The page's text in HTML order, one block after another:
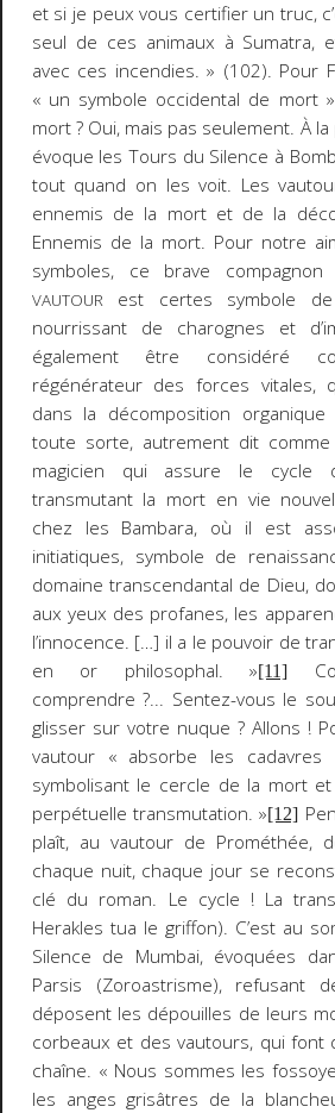
et si je peux vous certifier un truc,
seul de ces animaux à Sumatra,
avec ces incendies. » (102). Pour
« un symbole occidental de mort »
mort ? Oui, mais pas seulement. À
évoque les Tours du Silence à
tout quand on les voit. Les
ennemis de la mort et de la
Ennemis de la mort. Pour notre
symboles, ce brave compagnon
VAUTOURest certes symbole
nourrissant de charognes et
également être considéré
régénérateur des forces vitales,
dans la décomposition
toute sorte, autrement dit
magicien qui assure le cycle
transmutant la mort en vie
chez les Bambara, où il est
initiatiques, symbole de
domaine transcendantal de Dieu,
aux yeux des profanes, les
l’innocence. […] il a le pouvoir de
en or philosophal. »[11]
comprendre ?... Sentez-vous le
glisser sur votre nuque ? Allons !
vautour « absorbe les
symbolisant le cercle de la mort
perpétuelle transmutation. »[12]
plaît, au vautour de Prométhée,
chaque nuit, chaque jour se
clé du roman. Le cycle ! La
Herakles tua le griffon). C’est au
Silence de Mumbai, évoquées
Parsis (Zoroastrisme), refusant
déposent les dépouilles de leurs
corbeaux et des vautours, qui font
chaîne. « Nous sommes les
les anges grisâtres de la